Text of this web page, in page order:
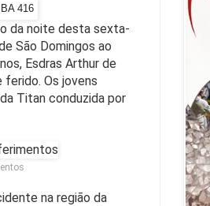
da noite desta sexta-
São Domingos ao
Esdras Arthur de
ferido. Os jovens
Titan conduzida por
na região da